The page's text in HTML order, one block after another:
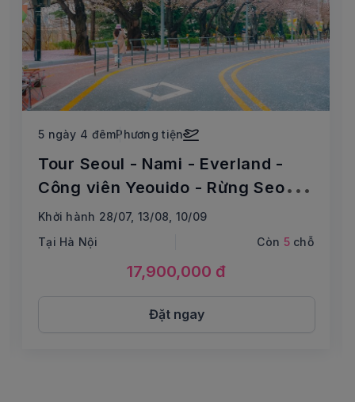
5 ngày 4 đêmPhương tiện
Tour Seoul - Nami - Everland -
Công viên Yeouido - Rừng Seoul -
Thư viện Starfield
Khởi hành 28/07, 13/08, 10/09
Tại Hà Nội
Còn 5chỗ
17,900,000 đ
Đặt ngay